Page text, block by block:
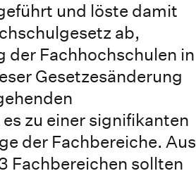
und löste damit
ab,
der Fachhochschulen in
Gesetzesänderung
zu einer signifikanten
der Fachbereiche. Aus
Fachbereichen sollten